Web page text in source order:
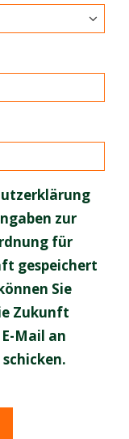
zur
für
gespeichert
Sie
Zukunft
Mail an